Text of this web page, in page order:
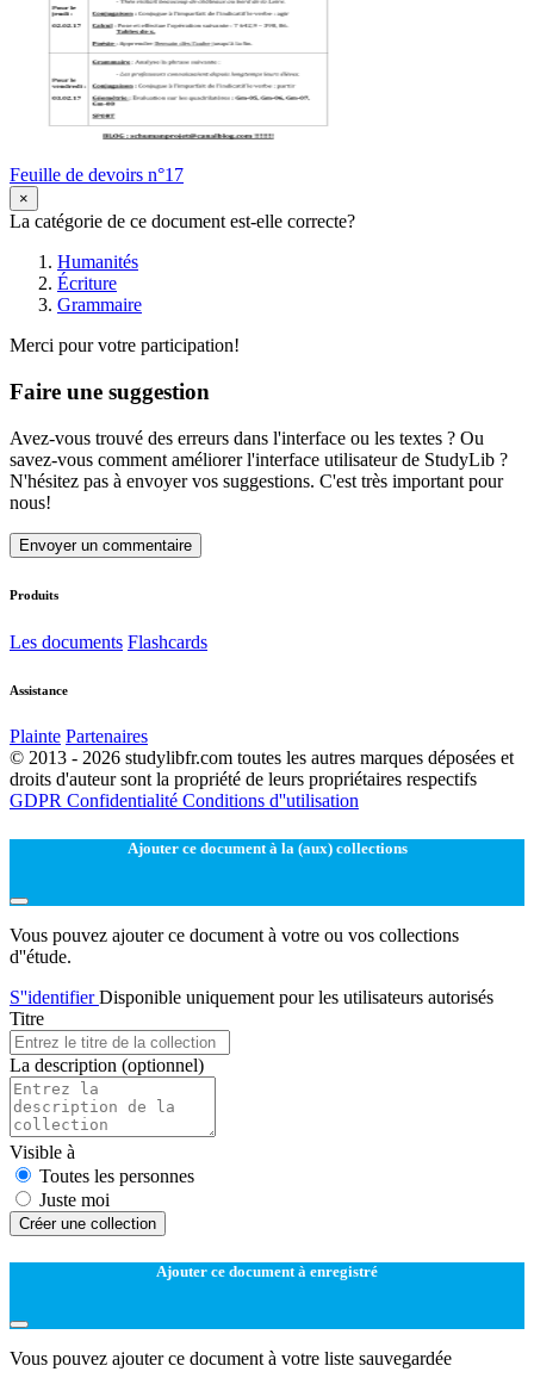
Feuille de devoirs n°17
×
La catégorie de ce document est-elle correcte?
Humanités
Écriture
Grammaire
Merci pour votre participation!
Faire une suggestion
Avez-vous trouvé des erreurs dans l'interface ou les textes ? Ou
savez-vous comment améliorer l'interface utilisateur de StudyLib ?
N'hésitez pas à envoyer vos suggestions. C'est très important pour
nous!
Envoyer un commentaire
Produits
Les documents Flashcards
Assistance
Plainte Partenaires
© 2013 - 2026 studylibfr.com toutes les autres marques déposées et
droits d'auteur sont la propriété de leurs propriétaires respectifs
GDPR Confidentialité Conditions d''utilisation
Ajouter ce document à la (aux) collections
Vous pouvez ajouter ce document à votre ou vos collections
d''étude.
S''identifierDisponible uniquement pour les utilisateurs autorisés
Titre
La description (optionnel)
Visible à
Toutes les personnes
Juste moi
Créer une collection
Ajouter ce document à enregistré
Vous pouvez ajouter ce document à votre liste sauvegardée